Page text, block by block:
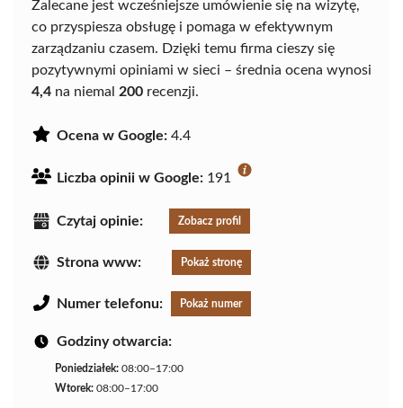
Zalecane jest wcześniejsze umówienie się na wizytę,
co przyspiesza obsługę i pomaga w efektywnym
zarządzaniu czasem. Dzięki temu firma cieszy się
pozytywnymi opiniami w sieci – średnia ocena wynosi
4,4 na niemal 200 recenzji.
Ocena w Google: 4.4
Liczba opinii w Google: 191
Czytaj opinie: Zobacz profil
Strona www: Pokaż stronę
Numer telefonu: Pokaż numer
Godziny otwarcia:
Poniedziałek: 08:00–17:00
Wtorek: 08:00–17:00